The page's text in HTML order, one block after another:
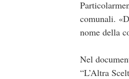
comunali.
nome della
Nel
“L’Altra